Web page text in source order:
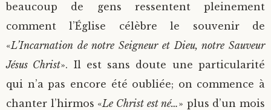
beaucoup de gens ressentent pleinement
comment l’Église célèbre le souvenir de
«L’Incarnation de notre Seigneur et Dieu, notre Sauveur
Jésus Christ». Il est sans doute une particularité
qui n’a pas encore été oubliée; on commence à
chanter l’hirmos «Le Christ est né…» plus d’un mois